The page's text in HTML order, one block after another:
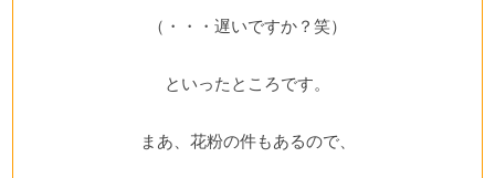
（・・・遅いですか？笑）
といったところです。
まあ、花粉の件もあるので、